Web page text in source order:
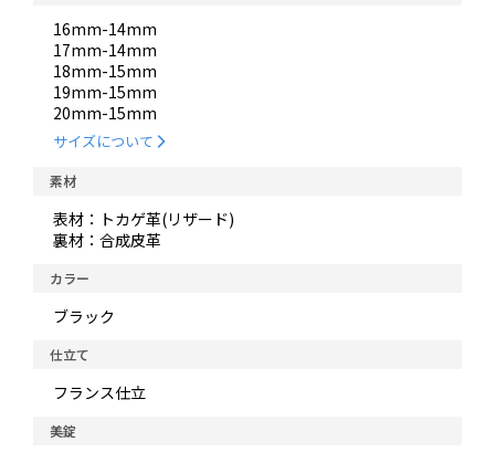
16mm-14mm
17mm-14mm
18mm-15mm
19mm-15mm
20mm-15mm
サイズについて
素材
表材：トカゲ革(リザード)
裏材：合成皮革
カラー
ブラック
仕立て
フランス仕立
美錠